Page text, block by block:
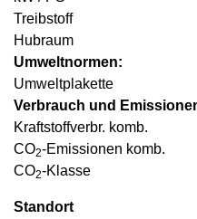
Treibstoff
Hubraum
Umweltnormen:
Umweltplakette
Verbrauch und
Kraftstoffverbr. komb.
CO2-Emissionen komb.
CO2-Klasse
Standort